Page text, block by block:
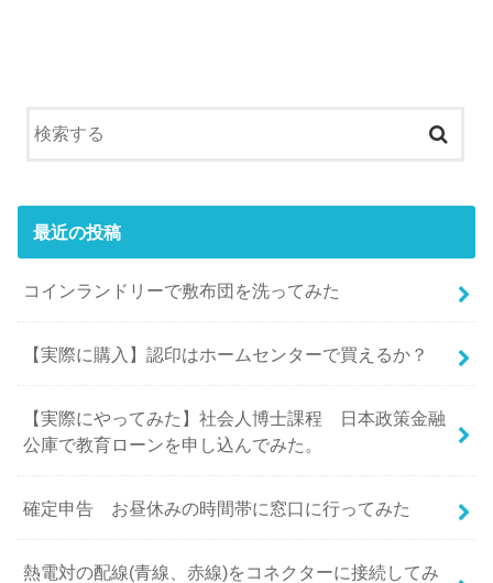
最近の投稿
コインランドリーで敷布団を洗ってみた
【実際に購入】認印はホームセンターで買えるか？
【実際にやってみた】社会人博士課程 日本政策金融
公庫で教育ローンを申し込んでみた。
確定申告 お昼休みの時間帯に窓口に行ってみた
熱電対の配線(青線、赤線)をコネクターに接続してみ